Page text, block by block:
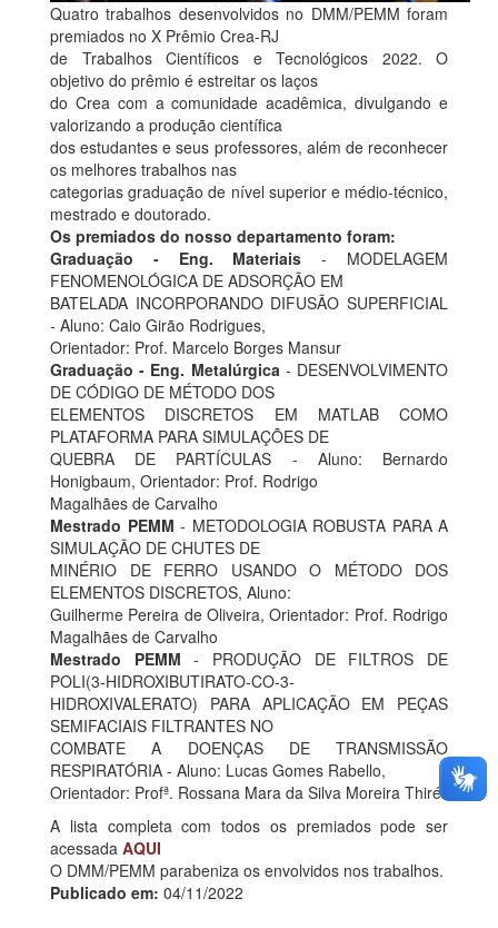
Quatro trabalhos desenvolvidos no DMM/PEMM foram
premiados no X Prêmio Crea-RJ
de Trabalhos Científicos e Tecnológicos 2022. O
objetivo do prêmio é estreitar os laços
do Crea com a comunidade acadêmica, divulgando e
valorizando a produção científica
dos estudantes e seus professores, além de reconhecer
os melhores trabalhos nas
categorias graduação de nível superior e médio-técnico,
mestrado e doutorado.
Os premiados do nosso departamento foram:
Graduação - Eng. Materiais - MODELAGEM
FENOMENOLÓGICA DE ADSORÇÃO EM
BATELADA INCORPORANDO DIFUSÃO SUPERFICIAL
- Aluno: Caio Girão Rodrigues,
Orientador: Prof. Marcelo Borges Mansur
Graduação - Eng. Metalúrgica - DESENVOLVIMENTO
DE CÓDIGO DE MÉTODO DOS
ELEMENTOS DISCRETOS EM MATLAB COMO
PLATAFORMA PARA SIMULAÇÕES DE
QUEBRA DE PARTÍCULAS - Aluno: Bernardo
Honigbaum, Orientador: Prof. Rodrigo
Magalhães de Carvalho
Mestrado PEMM - METODOLOGIA ROBUSTA PARA A
SIMULAÇÃO DE CHUTES DE
MINÉRIO DE FERRO USANDO O MÉTODO DOS
ELEMENTOS DISCRETOS, Aluno:
Guilherme Pereira de Oliveira, Orientador: Prof. Rodrigo
Magalhães de Carvalho
Mestrado PEMM - PRODUÇÃO DE FILTROS DE
POLI(3-HIDROXIBUTIRATO-CO-3-
HIDROXIVALERATO) PARA APLICAÇÃO EM PEÇAS
SEMIFACIAIS FILTRANTES NO
COMBATE A DOENÇAS DE TRANSMISSÃO
RESPIRATÓRIA - Aluno: Lucas Gomes Rabello,
Orientador: Profª. Rossana Mara da Silva Moreira Thiré
A lista completa com todos os premiados pode ser
acessada AQUI
O DMM/PEMM parabeniza os envolvidos nos trabalhos.
Publicado em: 04/11/2022